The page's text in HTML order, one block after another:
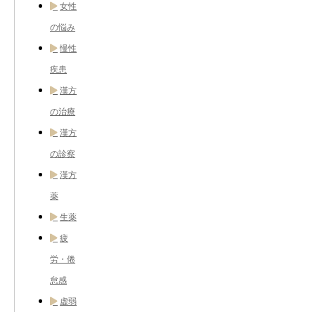
女性
の悩み
慢性
疾患
漢方
の治療
漢方
の診察
漢方
薬
生薬
疲
労・倦
怠感
虚弱